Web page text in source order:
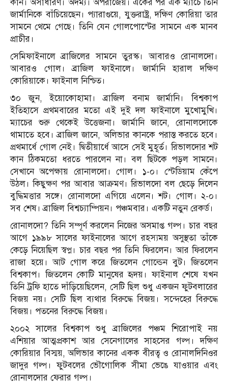
কান। অসাধারণ। অদম্য। অপরাজেয়। একের পর এক ম্যাচে তিনি
জার্মানিকে বাঁচিয়েছেন। প্যারাগুয়ে, যুক্তরাষ্ট্র, দক্ষিণ কোরিয়া তার
সামনে থেমে গেছে। তিনি যেন গোলপোস্টের সামনে এক মানব
প্রাচীর।
সেমিফাইনালে ব্রাজিলের সামনে তুরস্ক। আবারও রোনালদো।
আবারও গোল। ব্রাজিল ফাইনালে। জার্মানি হারাল দক্ষিণ
কোরিয়াকে। ফাইনাল নিশ্চিত।
৩০ জুন, ইয়োকোহামা। ব্রাজিল বনাম জার্মানি। বিশ্বকাপ
ইতিহাসে প্রথমবারের মতো এই দুই দল ফাইনালে মুখোমুখি।
ম্যাচের শুরু থেকেই উত্তেজনা। জার্মানি জানে, রোনালদোকে
থামাতে হবে। ব্রাজিল জানে, অলিভার কানকে পরাস্ত করতে হবে।
প্রথমার্ধে গোল নেই। দ্বিতীয়ার্ধে আসে সেই মুহূর্ত। রিভালদোর শট
কান ঠিকমতো ধরতে পারলেন না। বল ছিটকে পড়ল সামনে।
সেখানে অপেক্ষায় রোনালদো। গোল। ১-০। স্টেডিয়াম কেঁপে
উঠল। কিছুক্ষণ পর আবার আক্রমণ। রিভালদো বল ছেড়ে দিলেন
বুদ্ধিমত্তার সঙ্গে। রোনালদো এগিয়ে এলেন। শট। গোল। ২-০।
সব শেষ। ব্রাজিল বিশ্বচ্যাম্পিয়ন। পঞ্চমবার। একটি নতুন রেকর্ড।
রোনালদো? তিনি সম্পূর্ণ করলেন নিজের অসমাপ্ত গল্প। চার বছর
আগে ১৯৯৮ সালের ফাইনালের আগে রহস্যময় অসুস্থতা তাঁকে
কেড়ে নিয়েছিল স্বপ্ন। চার বছর পর তিনি ফিরলেন। আর ফিরলেন
রাজা হয়ে। আট গোল করে জিতলেন গোল্ডেন বুট। জিতলেন
বিশ্বকাপ। জিতলেন কোটি মানুষের হৃদয়। ফাইনাল শেষে যখন
তিনি ট্রফি হাতে দাঁড়িয়েছিলেন, সেটি ছিল শুধু একজন ফুটবলারের
বিজয় নয়। সেটি ছিল ব্যথার বিরুদ্ধে বিজয়। সন্দেহের বিরুদ্ধে
বিজয়। পতনের বিরুদ্ধে বিজয়।
২০০২ সালের বিশ্বকাপ শুধু ব্রাজিলের পঞ্চম শিরোপাই নয়
এশিয়ার আত্মপ্রকাশ আর সেনেগালের সাহসের গল্প। দক্ষিণ
কোরিয়ার বিস্ময়, অলিভার কানের একক বীরত্ব ও রোনালদিনিওর
জাদুর গল্প। ফুটবলের ভৌগোলিক সীমা ভেঙে যাওয়ার এবং
রোনালদোর ফেরার গল্প।